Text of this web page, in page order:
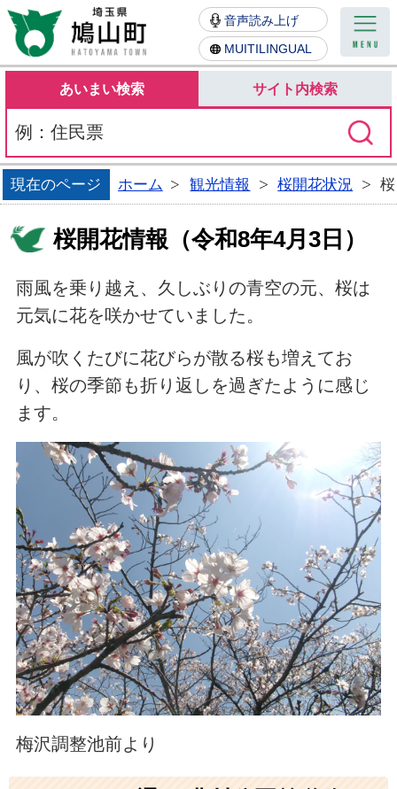
鳩山町
音声読み上げ
MUITILINGUAL
あいまい検索 サイト内検索
現在のページ ホーム 観光情報 桜開花状況
桜開花情報（令和8年4月3日）
雨風を乗り越え、久しぶりの青空の元、桜は
元気に花を咲かせていました。
風が吹くたびに花びらが散る桜も増えてお
り、桜の季節も折り返しを過ぎたように感じ
ます。
梅沢調整池前より